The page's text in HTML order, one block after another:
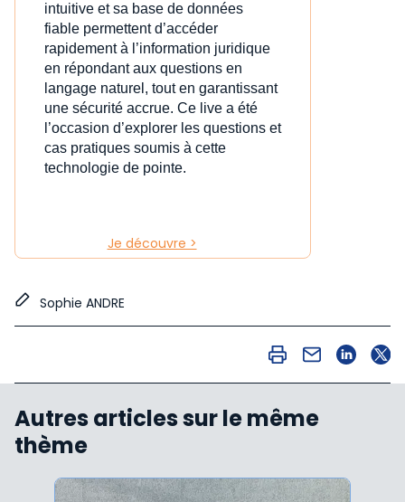
intuitive et sa base de données
fiable permettent d’accéder
rapidement à l’information juridique
en répondant aux questions en
langage naturel, tout en garantissant
une sécurité accrue. Ce live a été
l’occasion d’explorer les questions et
cas pratiques soumis à cette
technologie de pointe.
Je découvre >
Sophie ANDRE
Autres articles sur le même
thème